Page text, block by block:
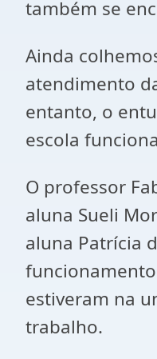
também se
Ainda
atendimento
entanto, o
escola
O professor
aluna Sueli
aluna Patrícia
estiveram na
trabalho.